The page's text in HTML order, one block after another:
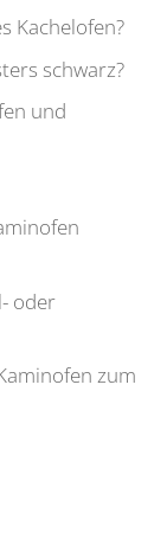
Kachelofen?
schwarz?
und
oder
zum